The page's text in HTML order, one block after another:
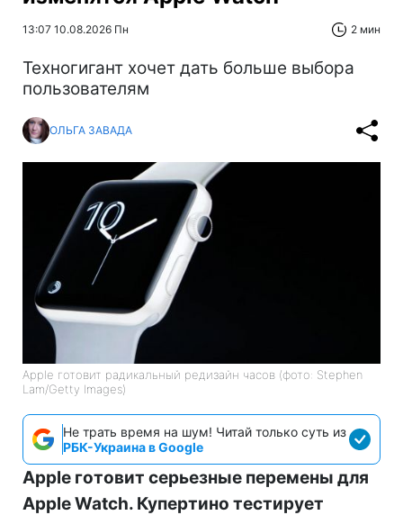
13:07 10.08.2026 Пн 2 мин
Техногигант хочет дать больше выбора
пользователям
ОЛЬГА ЗАВАДА
Apple готовит радикальный редизайн часов (фото: Stephen
Lam/Getty Images)
Не трать время на шум! Читай только суть из
РБК-Украина в Google
Apple готовит серьезные перемены для
Apple Watch. Купертино тестирует